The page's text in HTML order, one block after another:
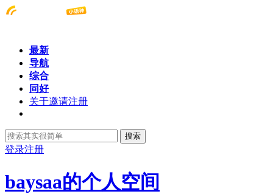
最新
导航
综合
同好
关于邀请注册
搜索
登录注册
baysaa的个人空间